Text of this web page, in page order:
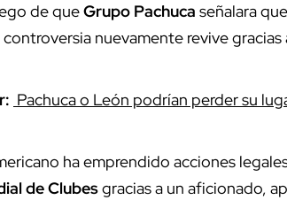
de queGrupo Pachuca señalara
nuevamente revive gracias
Pachuca o León podrían perder su
ha emprendido acciones
deClubesgracias a un aficionado,